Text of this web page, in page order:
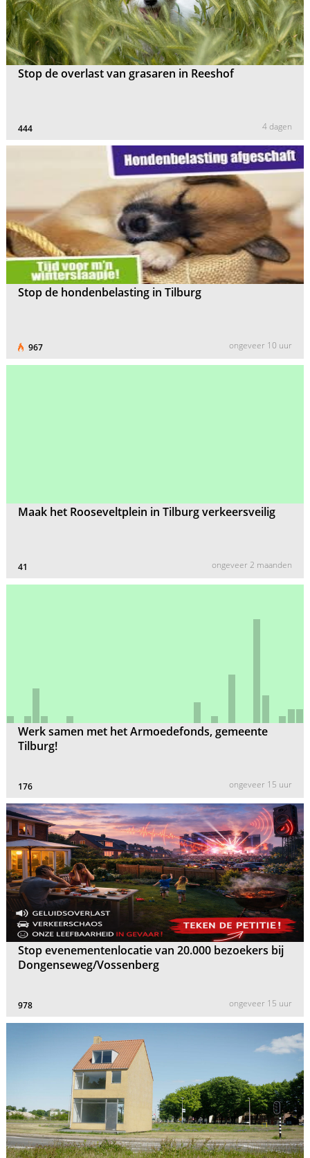
Stop de overlast van grasaren in Reeshof
444 4 dagen
Stop de hondenbelasting in Tilburg
967 ongeveer 10 uur
Maak het Rooseveltplein in Tilburg verkeersveilig
41 ongeveer 2 maanden
Werk samen met het Armoedefonds, gemeente
Tilburg!
176 ongeveer 15 uur
Stop evenementenlocatie van 20.000 bezoekers bij
Dongenseweg/Vossenberg
978 ongeveer 15 uur